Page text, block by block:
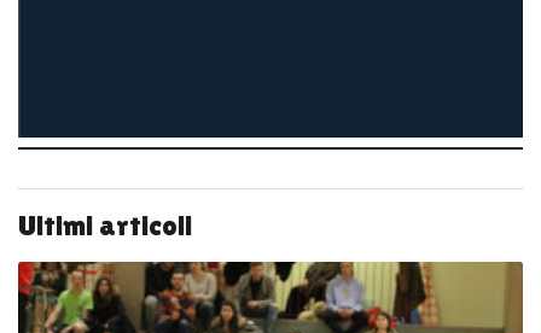
Ultimi articoli